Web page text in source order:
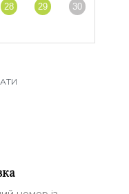
28 29 30